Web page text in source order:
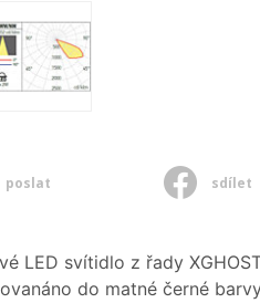
poslat sdílet
LED svítidlo z řady
do matné černé